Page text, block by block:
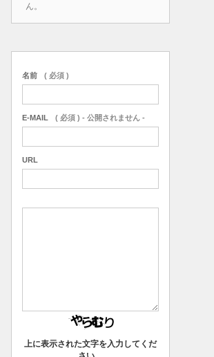
ん。
名前 ( 必須 )
E-MAIL ( 必須 ) - 公開されません -
URL
上に表示された文字を入力してくだ